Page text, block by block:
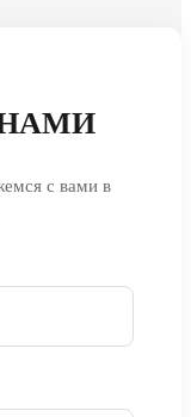
с вами в